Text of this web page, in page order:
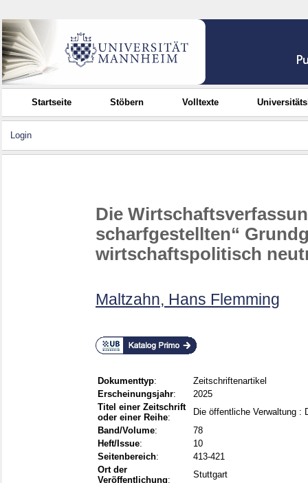
Startseite Stöbern Volltexte
Login
Die
scharfgestellten“
wirtschaftspolitisch
Maltzahn, Hans Flemming
Dokumenttyp:
Zeitschriftenartikel
Erscheinungsjahr:
2025
Titel einer Zeitschrift
oder einer Reihe:
Die öffentliche Verwaltung :
Band/Volume:
78
Heft/Issue:
10
Seitenbereich:
413-421
Ort der
Veröffentlichung:
Stuttgart